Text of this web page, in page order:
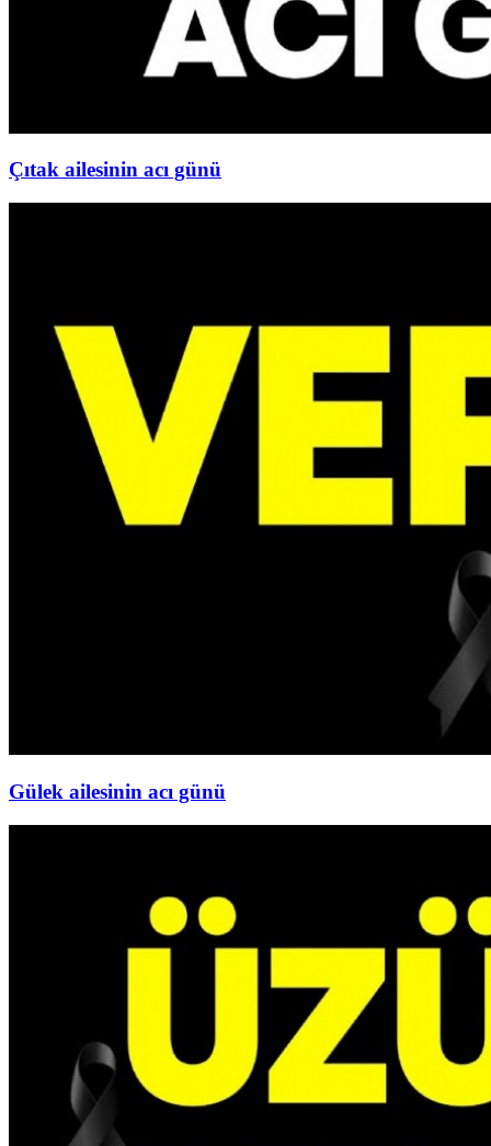
Çıtak ailesinin acı günü
Gülek ailesinin acı günü